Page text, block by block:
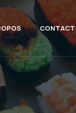
CONTACT